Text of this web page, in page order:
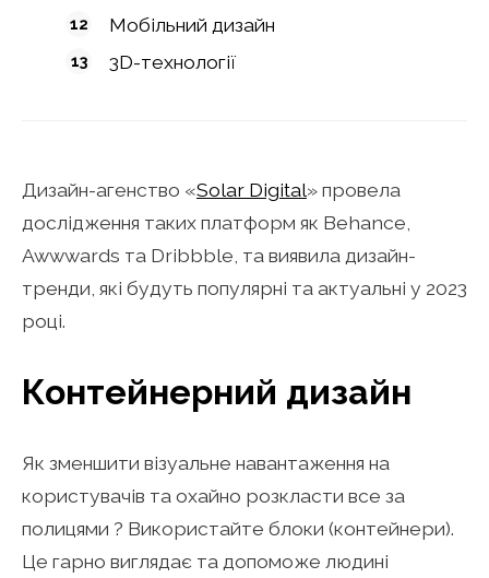
Мобільний дизайн
3D-технології
Дизайн-агенство «Solar Digital» провела
дослідження таких платформ як Behance,
Awwwards та Dribbble, та виявила дизайн-
тренди, які будуть популярні та актуальні у 2023
році.
Контейнерний дизайн
Як зменшити візуальне навантаження на
користувачів та охайно розкласти все за
полицями ? Використайте блоки (контейнери).
Це гарно виглядає та допоможе людині